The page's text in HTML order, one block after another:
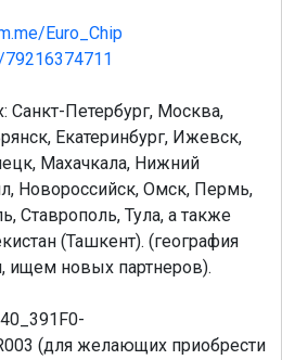
Euro_Chip
Санкт-Петербург, Москва,
Екатеринбург, Ижевск,
Махачкала, Нижний
Новороссийск, Омск, Пермь,
Ставрополь, Тула, а также
(Ташкент). (география
ищем новых партнеров).
(для желающих приобрести